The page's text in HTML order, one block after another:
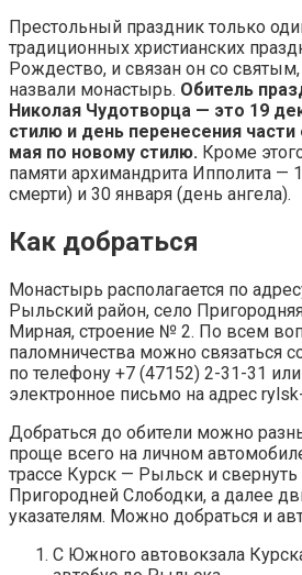
Престольный праздник только
традиционных христианских
Рождество, и связан он со святым,
назвали монастырь. Обитель
Николая Чудотворца — это 19
стилю и день перенесения
мая по новому стилю. Кроме
памяти архимандрита Ипполита —
смерти) и 30 января (день ангела).
Как добраться
Монастырь располагается по
Рыльский район, село
Мирная, строение № 2. По всем
паломничества можно связаться
по телефону +7 (47152) 2-31-31
электронное письмо на адрес
Добраться до обители можно
проще всего на личном
трассе Курск — Рыльск и свернуть
Пригородней Слободки, а далее
указателям. Можно добраться и
С Южного автовокзала